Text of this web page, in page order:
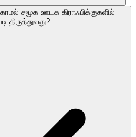
சமூக ஊடக கிராஃபிக்குகளில்
திருத்துவது?